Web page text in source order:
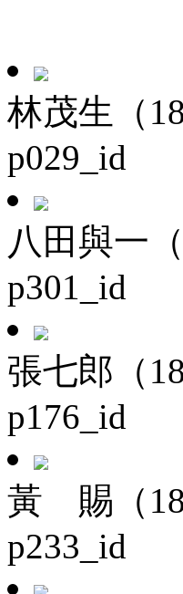
林茂生（
p029_id
八田與一
p301_id
張七郎（
p176_id
黃 賜（
p233_id